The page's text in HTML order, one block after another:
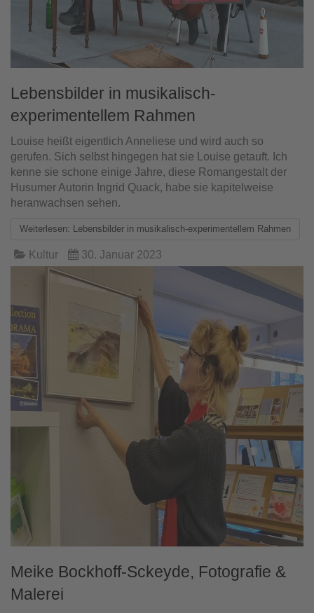
Lebensbilder in musikalisch-
experimentellem Rahmen
Louise heißt eigentlich Anneliese und wird auch so
gerufen. Sich selbst hingegen hat sie Louise getauft. Ich
kenne sie schone einige Jahre, diese Romangestalt der
Husumer Autorin Ingrid Quack, habe sie kapitelweise
heranwachsen sehen.
Weiterlesen: Lebensbilder in musikalisch-experimentellem Rahmen
Kultur 30. Januar 2023
Meike Bockhoff-Sckeyde, Fotografie &
Malerei